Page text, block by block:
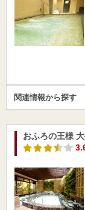
関連情報から探す
おふろの王様